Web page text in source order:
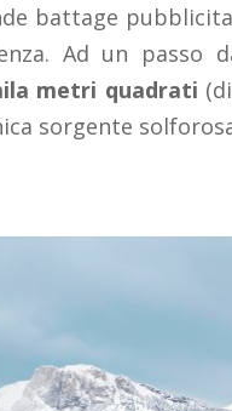
battage
Ad un
metri quadrati
sorgente